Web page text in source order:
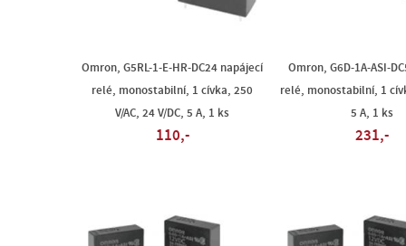
Omron, G5RL-1-E-HR-DC24 napájecí
relé, monostabilní, 1 cívka, 250
V/AC, 24 V/DC, 5 A, 1 ks
110,-
Omron, G6D-1A-ASI-
relé, monostabilní, 1
5 A, 1 ks
231,-